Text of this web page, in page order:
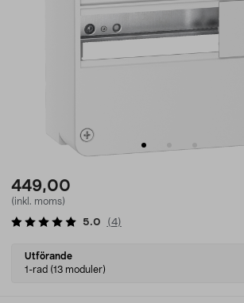
449,00
(inkl. moms)
5.0 (4)
Select
variant
Utförande
1-rad (13 moduler)